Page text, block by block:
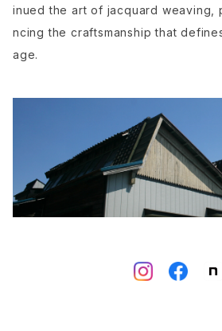
inued the art of jacquard weaving,
ncing the craftsmanship that
age.